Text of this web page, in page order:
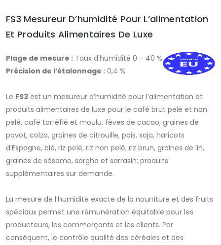
FS3 Mesureur D’humidité Pour L’alimentation
Et Produits Alimentaires De Luxe
Plage de mesure : Taux d'humidité 0 – 40 %
Précision de l’étalonnage : 0,4 %
Le FS3 est un mesureur d’humidité pour l’alimentation et
produits alimentaires de luxe pour le café brut pelé et non
pelé, café torréfié et moulu, fèves de cacao, graines de
pavot, colza, graines de citrouille, pois, soja, haricots
d’Espagne, blé, riz pelé, riz non pelé, riz brun, graines de lin,
graines de sésame, sorgho et sarrasin; produits
supplémentaires sur demande.
La mesure de l’humidité exacte de la nourriture et des fruits
spéciaux permet une rémunération équitable pour les
producteurs, les commerçants et les clients. Par
conséquent, le contrôle qualité des céréales et des